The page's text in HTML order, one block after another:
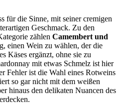
für die Sinne, mit seiner cremigen
Geschmack. Zu den
zählen Camembert und
einen Wein zu wählen, der die
Käses ergänzt, ohne sie zu
mit etwas Schmelz ist hier
Fehler ist die Wahl eines Rotweins
so gar nicht mit dem weißen
hinaus den delikaten Nuancen des